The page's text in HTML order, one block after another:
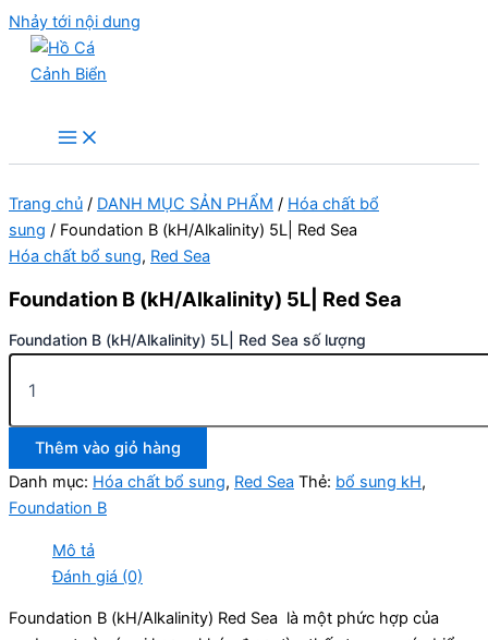
Nhảy tới nội dung
Trang chủ / DANH MỤC SẢN PHẨM / Hóa chất bổ
sung / Foundation B (kH/Alkalinity) 5L| Red Sea
Hóa chất bổ sung, Red Sea
Foundation B (kH/Alkalinity) 5L| Red Sea
Foundation B (kH/Alkalinity) 5L| Red Sea số lượng
Thêm vào giỏ hàng
Danh mục: Hóa chất bổ sung, Red Sea Thẻ: bổ sung kH,
Foundation B
Mô tả
Đánh giá (0)
Foundation B (kH/Alkalinity) Red Sea là một phức hợp của